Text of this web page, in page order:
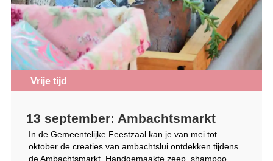
Vrije tijd
13 september: Ambachtsmarkt
In de Gemeentelijke Feestzaal kan je van mei tot
oktober de creaties van ambachtslui ontdekken tijdens
de Ambachtsmarkt. Handgemaakte zeep, shampoo,